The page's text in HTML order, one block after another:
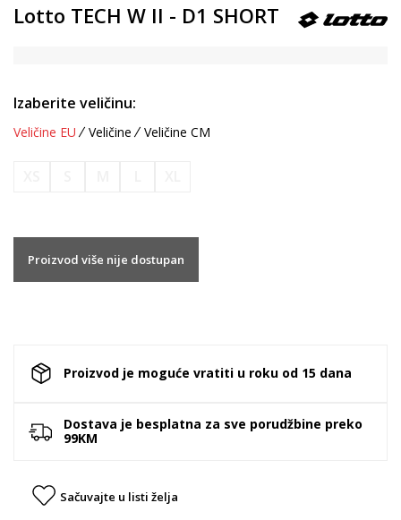
Lotto TECH W II - D1 SHORT
Izaberite veličinu:
Veličine EU Veličine Veličine CM
Proizvod više nije dostupan
Proizvod je moguće vratiti u roku od 15 dana
Dostava je besplatna za sve porudžbine preko
99KM
Sačuvajte u listi želja